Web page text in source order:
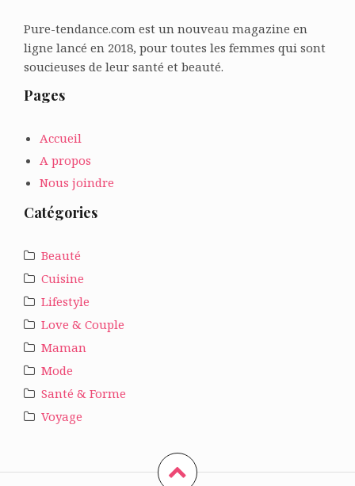
Pure-tendance.com est un nouveau magazine en
ligne lancé en 2018, pour toutes les femmes qui sont
soucieuses de leur santé et beauté.
Pages
Accueil
A propos
Nous joindre
Catégories
Beauté
Cuisine
Lifestyle
Love & Couple
Maman
Mode
Santé & Forme
Voyage